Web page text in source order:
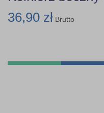
36,90 zł Brutto